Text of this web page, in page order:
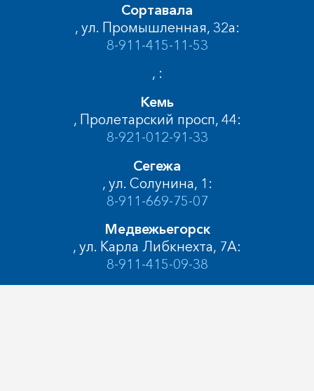
Сортавала
, ул. Промышленная, 32а:
8-911-415-11-53
, :
Кемь
, Пролетарский просп, 44:
8-921-012-91-33
Сегежа
, ул. Солунина, 1:
8-911-669-75-07
Медвежьегорск
, ул. Карла Либкнехта, 7А:
8-911-415-09-38